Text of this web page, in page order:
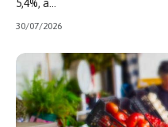
5,4%, a…
30/07/2026